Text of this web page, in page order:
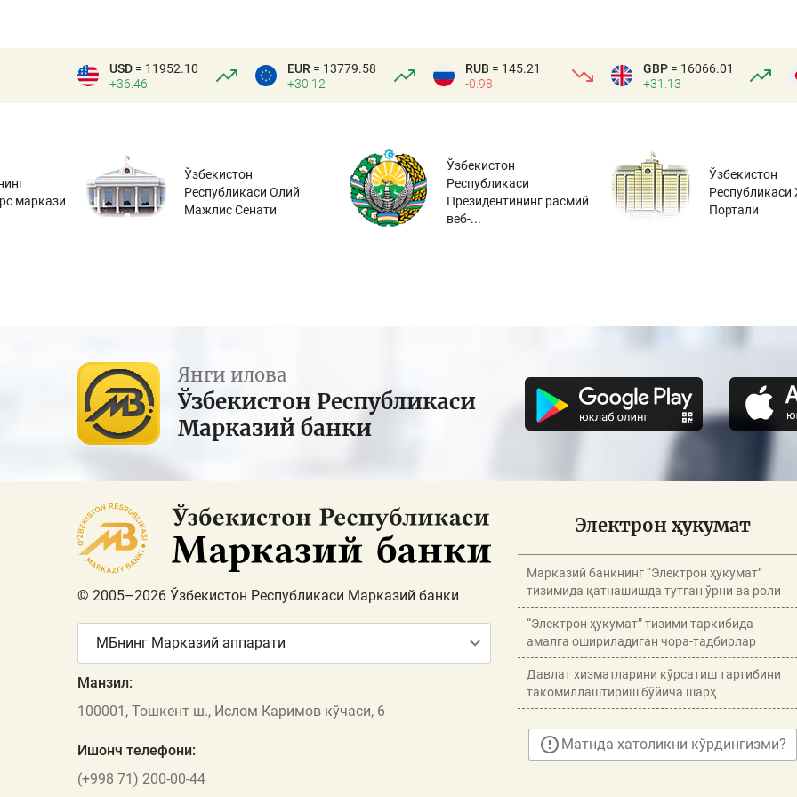
USD = 11952.10
+36.46
EUR = 13779.58
+30.12
RUB = 145.21
-0.98
GBP = 16066.01
+31.13
маркази
Ўзбекистон
Республикаси Олий
Мажлис Сенати
Ўзбекистон
Республикаси
Президентининг расмий
веб-...
Ўзбекистон
Республикаси
Портали
Янги илова
Ўзбекистон Республикаси
Марказий банки
© 2005–2026 Ўзбекистон Республикаси Марказий банки
МБнинг Марказий аппарати
Манзил:
100001, Тошкент ш., Ислом Каримов кўчаси, 6
Ишонч телефони:
(+998 71) 200-00-44
Электрон ҳукумат
Марказий банкнинг “Электрон ҳукумат”
тизимида қатнашишда тутган ўрни ва роли
“Электрон ҳукумат” тизими таркибида
амалга ошириладиган чора-тадбирлар
Давлат хизматларини кўрсатиш тартибини
такомиллаштириш бўйича шарҳ
Матнда хатоликни кўрдингизми?